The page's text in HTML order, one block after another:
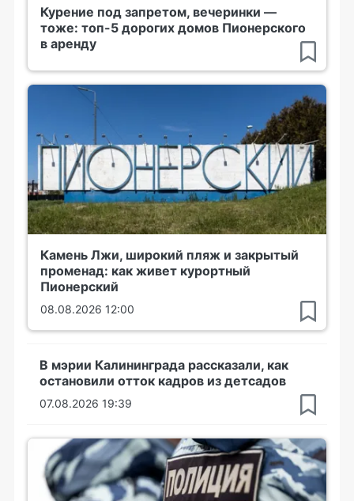
Курение под запретом, вечеринки —
тоже: топ-5 дорогих домов Пионерского
в аренду
Камень Лжи, широкий пляж и закрытый
променад: как живет курортный
Пионерский
08.08.2026 12:00
В мэрии Калининграда рассказали, как
остановили отток кадров из детсадов
07.08.2026 19:39